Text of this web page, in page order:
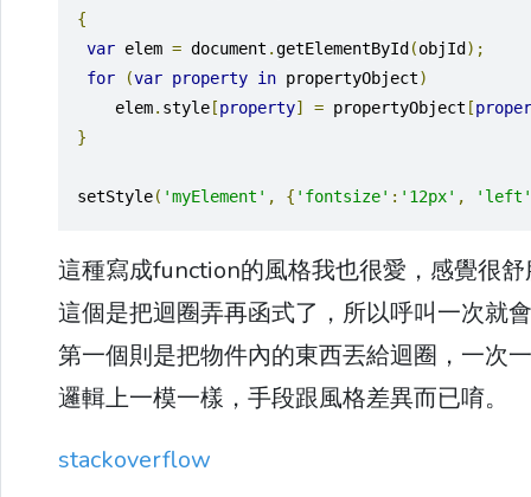
{
var elem = document .getElementById (objId );
for
(var property in propertyObject)
    elem
. style [property] = propertyObject [
}
setStyle( 'myElement' , { 'fontsize' : '12px' , 'left'
這種寫成function的風格我也很愛，感覺很舒
這個是把迴圈弄再函式了，所以呼叫一次就會
第一個則是把物件內的東西丟給迴圈，一次
邏輯上一模一樣，手段跟風格差異而已唷。
stackoverflow